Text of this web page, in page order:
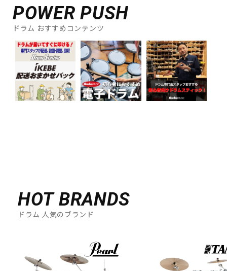
POWER PUSH
ドラム おすすめコンテンツ
HOT BRANDS
ドラム 人気のブランド